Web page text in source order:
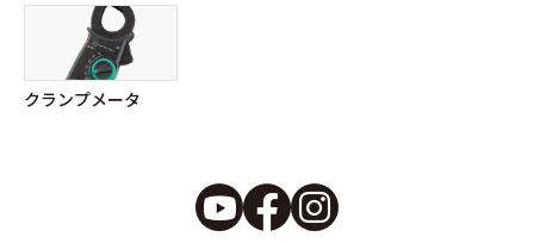
クランプメータ